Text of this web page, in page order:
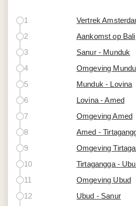
1
Vertrek
2
Aankomst op Bali
3
Sanur - Munduk
4
Omgeving
5
Munduk - Lovina
6
Lovina - Amed
7
Omgeving Amed
8
Amed -
9
Omgeving
10
Tirtagangga -
11
Omgeving Ubud
12
Ubud - Sanur